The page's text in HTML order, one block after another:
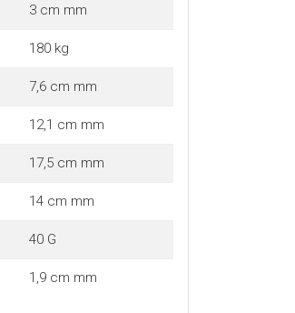
3 cm mm
180 kg
7,6 cm mm
12,1 cm mm
17,5 cm mm
14 cm mm
40 G
1,9 cm mm